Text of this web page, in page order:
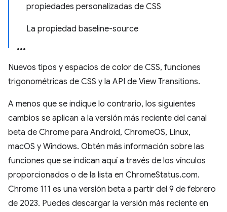
propiedades personalizadas de CSS
La propiedad baseline-source
Nuevos tipos y espacios de color de CSS, funciones
trigonométricas de CSS y la API de View Transitions.
A menos que se indique lo contrario, los siguientes
cambios se aplican a la versión más reciente del canal
beta de Chrome para Android, ChromeOS, Linux,
macOS y Windows. Obtén más información sobre las
funciones que se indican aquí a través de los vínculos
proporcionados o de la lista en ChromeStatus.com.
Chrome 111 es una versión beta a partir del 9 de febrero
de 2023. Puedes descargar la versión más reciente en